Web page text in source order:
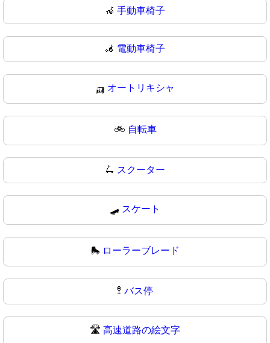
🦽 手動車椅子
🦼 電動車椅子
🛺 オートリキシャ
🚲 自転車
🛴 スクーター
🛹 スケート
🛼 ローラーブレード
🚏 バス停
🛣️ 高速道路の絵文字